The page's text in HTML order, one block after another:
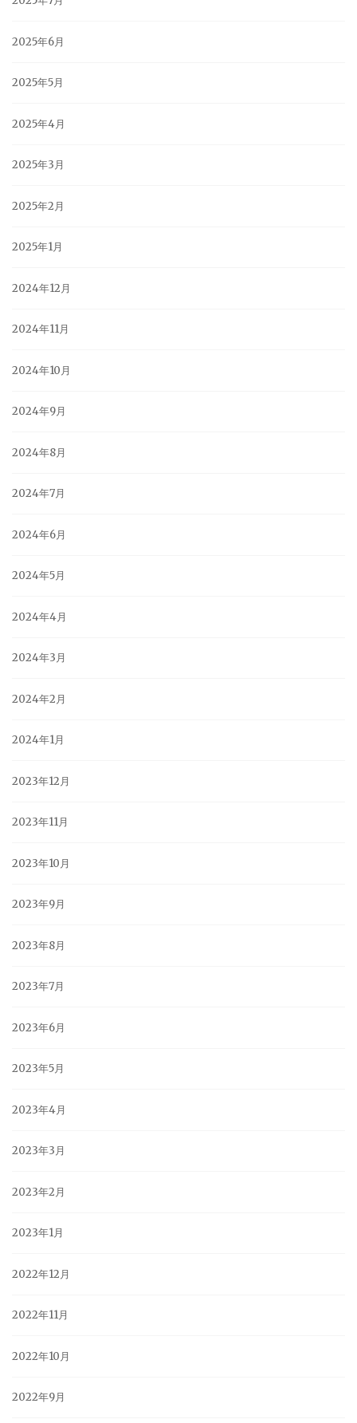
2025年6月
2025年5月
2025年4月
2025年3月
2025年2月
2025年1月
2024年12月
2024年11月
2024年10月
2024年9月
2024年8月
2024年7月
2024年6月
2024年5月
2024年4月
2024年3月
2024年2月
2024年1月
2023年12月
2023年11月
2023年10月
2023年9月
2023年8月
2023年7月
2023年6月
2023年5月
2023年4月
2023年3月
2023年2月
2023年1月
2022年12月
2022年11月
2022年10月
2022年9月